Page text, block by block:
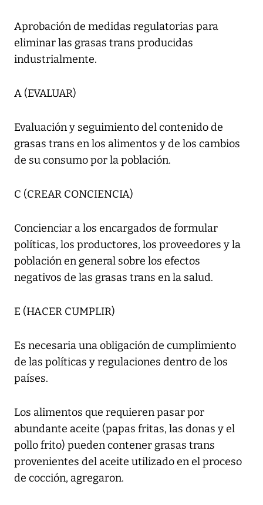
Aprobación de medidas regulatorias para
eliminar las grasas trans producidas
industrialmente.
A (EVALUAR)
Evaluación y seguimiento del contenido de
grasas trans en los alimentos y de los cambios
de su consumo por la población.
C (CREAR CONCIENCIA)
Concienciar a los encargados de formular
políticas, los productores, los proveedores y la
población en general sobre los efectos
negativos de las grasas trans en la salud.
E (HACER CUMPLIR)
Es necesaria una obligación de cumplimiento
de las políticas y regulaciones dentro de los
países.
Los alimentos que requieren pasar por
abundante aceite (papas fritas, las donas y el
pollo frito) pueden contener grasas trans
provenientes del aceite utilizado en el proceso
de cocción, agregaron.